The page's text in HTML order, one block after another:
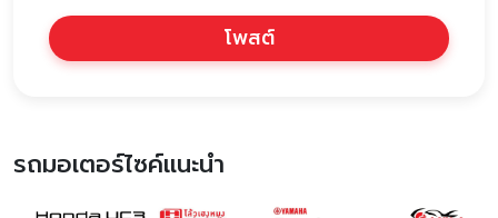
โพสต์
รถมอเตอร์ไซค์แนะนำ